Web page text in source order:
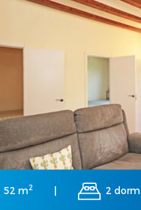
52 m2 | 2 dorm.